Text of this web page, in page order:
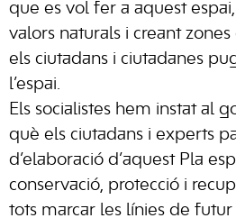
que es vol fer a aquest
valors naturals i creant
els ciutadans i ciutadanes
l’espai.
Els socialistes hem instat al
què els ciutadans i experts
d’elaboració d’aquest Pla
conservació, protecció i
tots marcar les línies de